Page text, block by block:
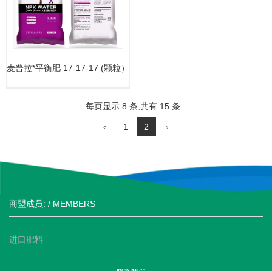
麦普拉*平衡肥 17-17-17 (颗粒）
每页显示 8 条,共有 15 条
‹ 1 2 ›
商盟成员: / MEMBERS
进口肥料